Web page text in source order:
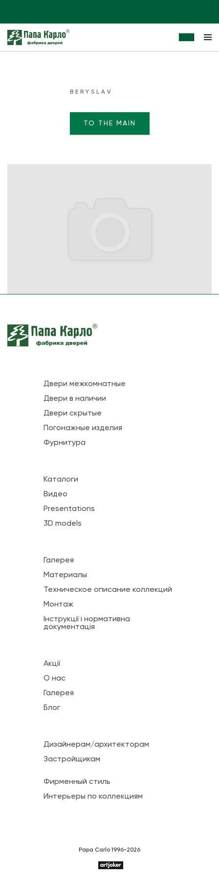
BERYSLAV
TO THE MAIN
Двери межкомнатные
Двери в наличии
Двери скрытые
Погонажные изделия
Фурнитура
Каталоги
Видео
Presentations
3D models
Галерея
Материалы
Техническое описание коллекций
Монтаж
Інструкції і нормативна
документація
Акції
О нас
Галерея
Блог
Дизайнерам/архитекторам
Застройщикам
Фирменный стиль
Интерьеры по коллекциям
Papa Carlo 1996-2026